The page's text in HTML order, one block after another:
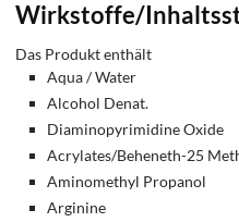
Wirkstoffe/
Das Produkt enthält
Aqua / Water
Alcohol Denat.
Diaminopyrimidine Oxide
Acrylates/Beheneth-25
Aminomethyl Propanol
Arginine